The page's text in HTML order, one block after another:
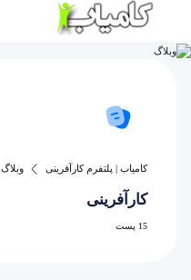
کامیاب | پلتفرم کارآفرینی وبلاگ
کارآفرینی
15 پست